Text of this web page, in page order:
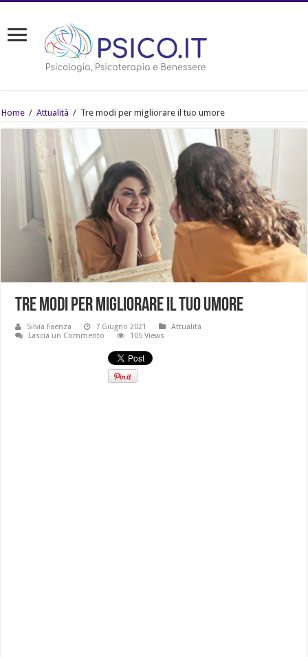
Home / Attualità / Tre modi per migliorare il tuo umore
Tre modi per migliorare il tuo umore
Silvia Faenza 7 Giugno 2021
Attualità
Lascia un Commento
105 Views